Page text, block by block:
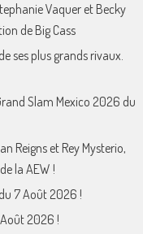
Vaquer et Becky
de Big Cass
ses plus grands rivaux.
Slam Mexico 2026 du
Reigns et Rey Mysterio,
la AEW !
7 Août 2026 !
Août 2026 !